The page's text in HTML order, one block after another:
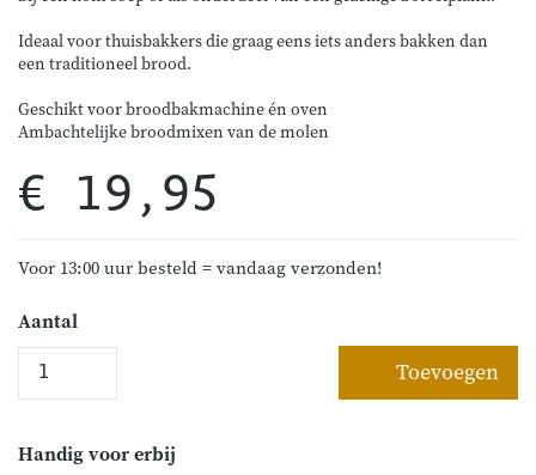
Ideaal voor thuisbakkers die graag eens iets anders bakken dan
een traditioneel brood.
Geschikt voor broodbakmachine én oven
Ambachtelijke broodmixen van de molen
€ 19,95
Voor 13:00 uur besteld = vandaag verzonden!
Aantal
Toevoegen
Handig voor erbij